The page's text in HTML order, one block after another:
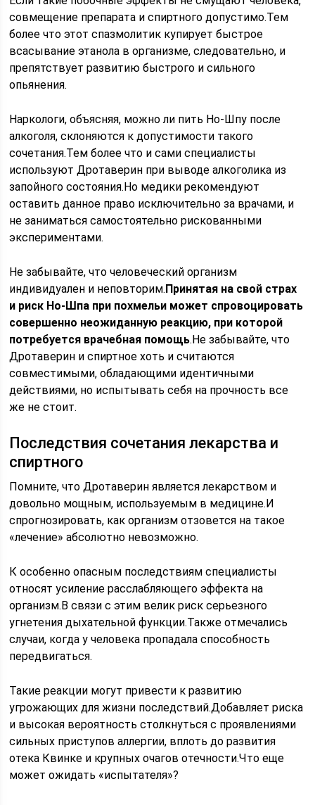
совмещение препарата и спиртного допустимо.Тем
более что этот спазмолитик купирует быстрое
всасывание этанола в организме, следовательно, и
препятствует развитию быстрого и сильного
опьянения.
Наркологи, объясняя, можно ли пить Но-Шпу после
алкоголя, склоняются к допустимости такого
сочетания.Тем более что и сами специалисты
используют Дротаверин при выводе алкоголика из
запойного состояния.Но медики рекомендуют
оставить данное право исключительно за врачами, и
не заниматься самостоятельно рискованными
экспериментами.
Не забывайте, что человеческий организм
индивидуален и неповторим.Принятая на свой страх
и риск Но-Шпа при похмельи может спровоцировать
совершенно неожиданную реакцию, при которой
потребуется врачебная помощь.Не забывайте, что
Дротаверин и спиртное хоть и считаются
совместимыми, обладающими идентичными
действиями, но испытывать себя на прочность все
же не стоит.
Последствия сочетания лекарства и
спиртного
Помните, что Дротаверин является лекарством и
довольно мощным, используемым в медицине.И
спрогнозировать, как организм отзовется на такое
«лечение» абсолютно невозможно.
К особенно опасным последствиям специалисты
относят усиление расслабляющего эффекта на
организм.В связи с этим велик риск серьезного
угнетения дыхательной функции.Также отмечались
случаи, когда у человека пропадала способность
передвигаться.
Такие реакции могут привести к развитию
угрожающих для жизни последствий.Добавляет риска
и высокая вероятность столкнуться с проявлениями
сильных приступов аллергии, вплоть до развития
отека Квинке и крупных очагов отечности.Что еще
может ожидать «испытателя»?